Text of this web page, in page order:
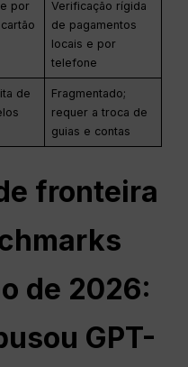
por
Verificação rígida
de pagamentos
locais e por
telefone
de
Fragmentado;
requer a troca de
guias e contas
fronteira
de 2026:
ou GPT-